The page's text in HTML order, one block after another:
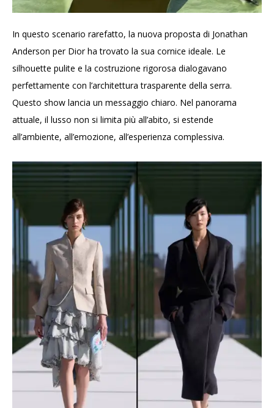
In questo scenario rarefatto, la nuova proposta di Jonathan
Anderson per Dior ha trovato la sua cornice ideale. Le
silhouette pulite e la costruzione rigorosa dialogavano
perfettamente con l’architettura trasparente della serra.
Questo show lancia un messaggio chiaro. Nel panorama
attuale, il lusso non si limita più all’abito, si estende
all’ambiente, all’emozione, all’esperienza complessiva.